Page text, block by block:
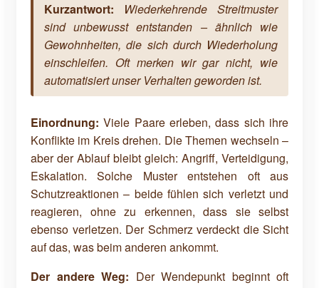
Kurzantwort: Wiederkehrende Streitmuster
sind unbewusst entstanden – ähnlich wie
Gewohnheiten, die sich durch Wiederholung
einschleifen. Oft merken wir gar nicht, wie
automatisiert unser Verhalten geworden ist.
Einordnung: Viele Paare erleben, dass sich ihre
Konflikte im Kreis drehen. Die Themen wechseln –
aber der Ablauf bleibt gleich: Angriff, Verteidigung,
Eskalation. Solche Muster entstehen oft aus
Schutzreaktionen – beide fühlen sich verletzt und
reagieren, ohne zu erkennen, dass sie selbst
ebenso verletzen. Der Schmerz verdeckt die Sicht
auf das, was beim anderen ankommt.
Der andere Weg: Der Wendepunkt beginnt oft